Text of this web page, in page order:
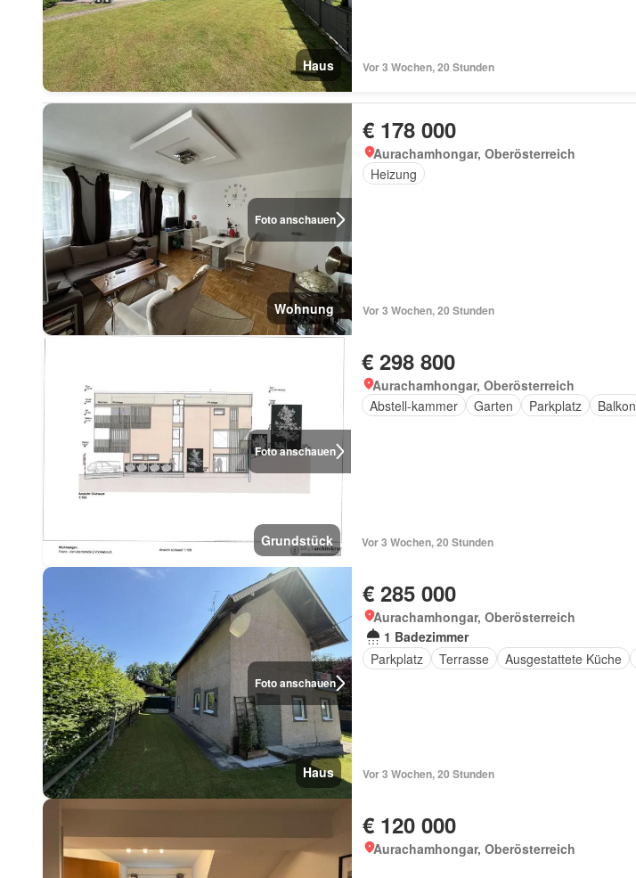
Haus Vor 3 Wochen, 20 Stunden
Foto anschauen
Wohnung
€ 178 000
Aurachamhongar, Oberösterreich
Heizung
Vor 3 Wochen, 20 Stunden
Foto anschauen
Grundstück
€ 298 800
Aurachamhongar, Oberösterreich
Abstell-kammer
Garten Parkplatz Balkon
Vor 3 Wochen, 20 Stunden
Foto anschauen
Haus
€ 285 000
Aurachamhongar, Oberösterreich
1 Badezimmer
Parkplatz
Terrasse Ausgestattete Küche
Vor 3 Wochen, 20 Stunden
€ 120 000
Aurachamhongar, Oberösterreich